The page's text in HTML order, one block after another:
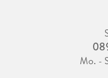
Mo. -